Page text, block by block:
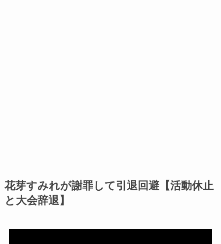
花芽すみれが謝罪して引退回避【活動休止
と大会辞退】